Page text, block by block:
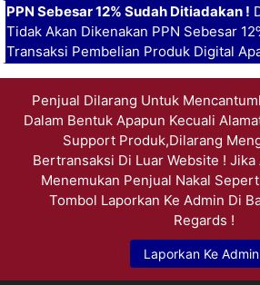
PPN Sebesar 12% Sudah Ditiadakan !
Tidak Akan Dikenakan PPN Sebesar
Transaksi Pembelian Produk Digital
Penjual Dilarang Untuk
Dalam Bentuk Apapun Kecuali
Support Produk,Dilarang
Bertransaksi Di Luar Website ! Jika
Menemukan Penjual Nakal
Tombol Laporkan Ke Admin Di
Regards !
Laporkan Ke